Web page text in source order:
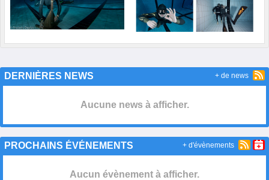
DERNIÈRES NEWS
Aucune news à afficher.
+ de news
PROCHAINS ÉVÉNEMENTS
Aucun évènement à afficher.
+ d'évènements